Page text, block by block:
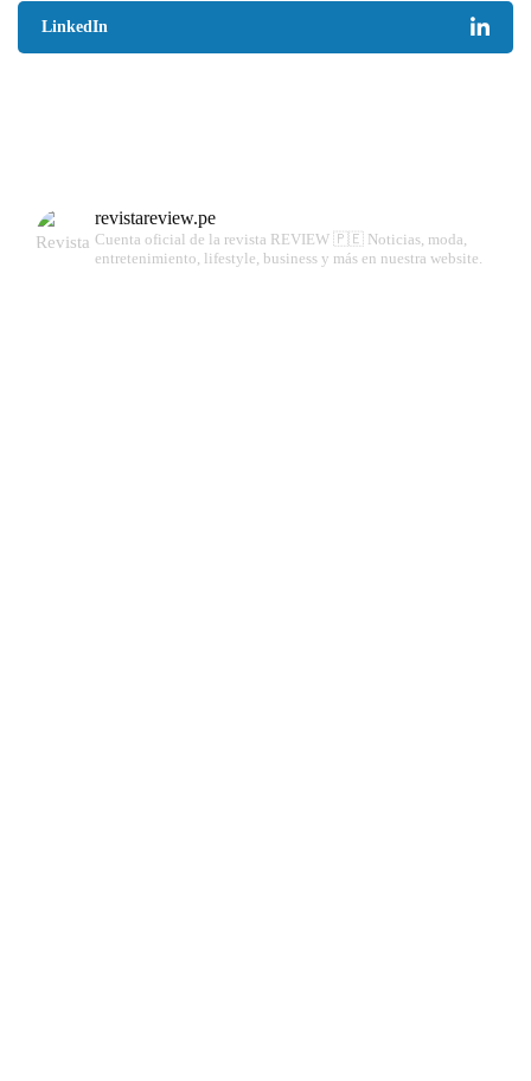
LinkedIn
revistareview.pe
Cuenta oficial de la revista REVIEW 🇵🇪 Noticias, moda,
entretenimiento, lifestyle, business y más en nuestra website.